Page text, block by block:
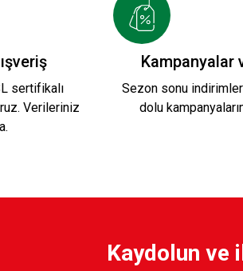
YEŞİL POLO YAKA Ç.
600,00
sertifikalı
Verileriniz
Kampanyalar
Sezon sonu
dolu
Kaydolun ve